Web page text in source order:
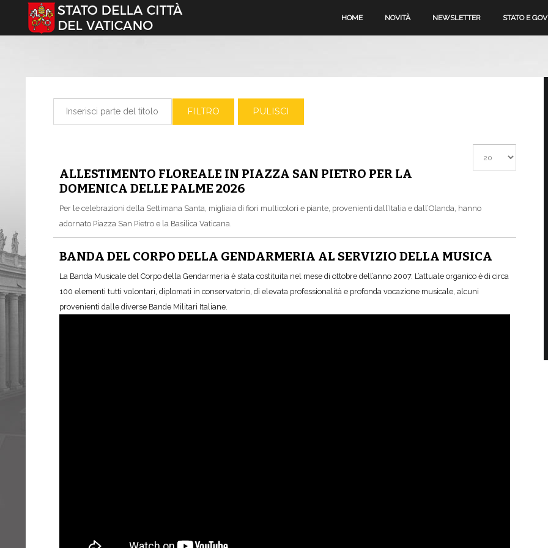
Seleziona la tua lingua HOME NOVITÀ NEWSLETTER STATO E
FILTRO PULISCI
ALLESTIMENTO FLOREALE IN PIAZZA SAN PIETRO PER LA
DOMENICA DELLE PALME 2026
Per le celebrazioni della Settimana Santa, migliaia di fiori multicolori e piante, provenienti dall’Italia e dall’Olanda, hanno
adornato Piazza San Pietro e la Basilica Vaticana.
BANDA DEL CORPO DELLA GENDARMERIA AL SERVIZIO DELLA MUSICA
La Banda Musicale del Corpo della Gendarmeria è stata costituita nel mese di ottobre dell’anno 2007. L’attuale organico è di circa
100 elementi tutti volontari, diplomati in conservatorio, di elevata professionalità e profonda vocazione musicale, alcuni
provenienti dalle diverse Bande Militari Italiane.